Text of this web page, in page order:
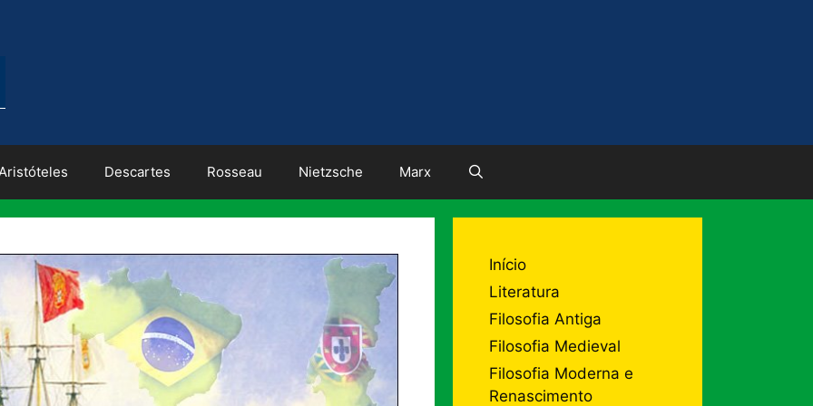
Descartes Rosseau Nietzsche Marx
Início
Literatura
Filosofia Antiga
Filosofia Medieval
Filosofia Moderna e
Renascimento